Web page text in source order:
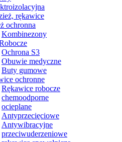
rękawice
ochronna
Kombinezony
Ochrona S3
Obuwie medyczne
Buty gumowe
ochronne
Rękawice robocze
chemoodporne
ocieplane
Antyprzecięciowe
Antywibracyjne
przeciwuderzeniowe